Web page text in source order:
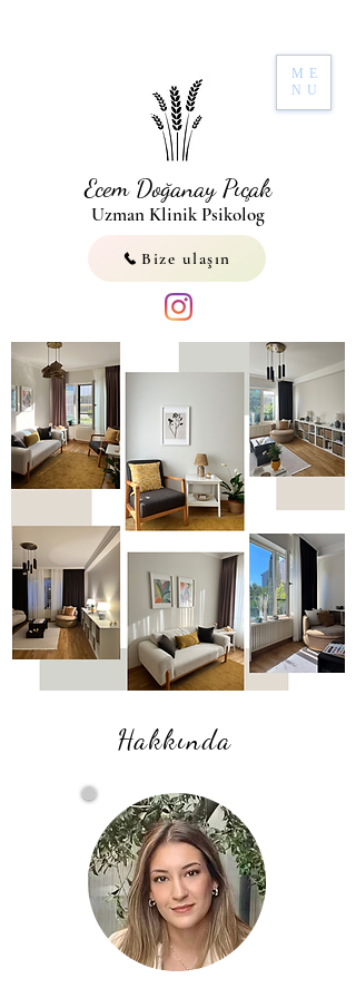
ME
NU
Bize ulaşın
Ecem Doğanay Pıçak
Uzman Klinik Psikolog
Hakkında